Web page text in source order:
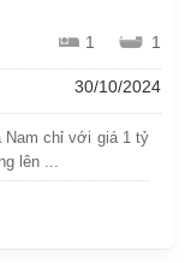
1 1
30/10/2024
Nam chỉ với giá 1 tỷ
lên ...